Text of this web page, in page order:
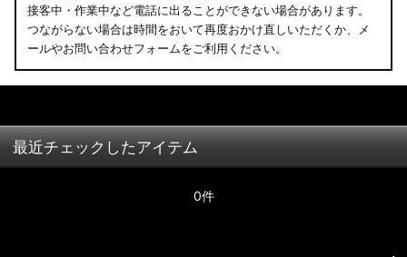
接客中・作業中など電話に出ることができない場合があります。
つながらない場合は時間をおいて再度おかけ直しいただくか、メ
ールやお問い合わせフォームをご利用ください。
最近チェックしたアイテム
0件